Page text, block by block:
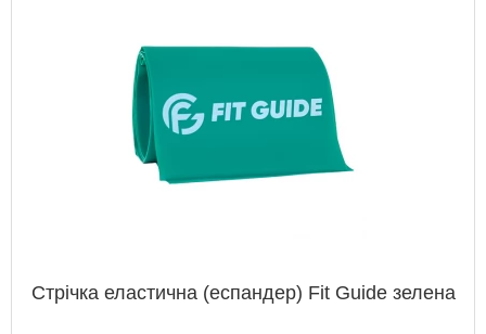
Стрічка еластична (еспандер) Fit Guide зелена